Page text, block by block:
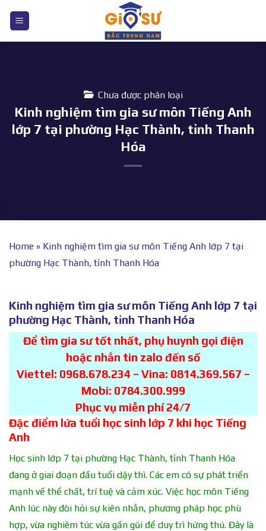
nội
Chưa được phân loại
Kinh nghiệm tìm gia sư môn Tiếng Anh
lớp 7 tại phường Hạc Thành, tỉnh Thanh
Hóa
Home » Kinh nghiệm tìm gia sư môn Tiếng Anh lớp 7 tại
phường Hạc Thành, tỉnh Thanh Hóa
Kinh nghiệm tìm gia sư môn Tiếng Anh lớp 7 tại
phường Hạc Thành, tỉnh Thanh Hóa
Để tìm gia sư tốt nhất, phụ huynh gọi điện
hoặc nhắn tin zalo đến số
Viettel: 0968.678.234 – Vina: 0814.369.567 –
Mobi: 0784.300.999
Phục vụ miễn phí 24/7
Đặc điểm lứa tuổi học sinh lớp 7 khi học Tiếng
Anh
Học sinh lớp 7 tại phường Hạc Thành, tỉnh Thanh Hóa
đang ở giai đoạn đầu tuổi dậy thì. Các em có sự phát triển
mạnh về thể chất, trí tuệ và cảm xúc. Việc học môn Tiếng
Anh lúc này đòi hỏi sự kiên nhẫn, phương pháp học phù
hợp, vừa nghiêm túc vừa gần gũi để duy trì hứng thú. Đây là